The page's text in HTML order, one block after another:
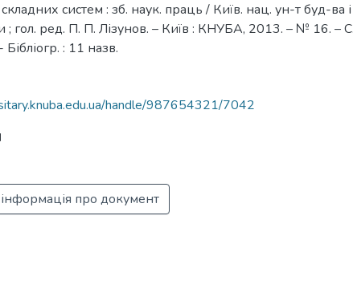
систем : зб. наук. праць / Київ. нац. ун-т буд-ва і
; гол. ред. П. П. Лізунов. – Київ : КНУБА, 2013. – № 16. – С.
: 11 назв.
handle/987654321/7042
про документ